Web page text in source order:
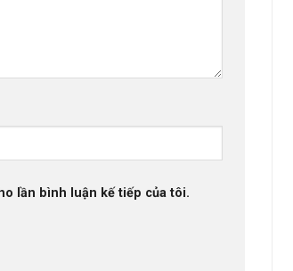
lần bình luận kế tiếp của tôi.